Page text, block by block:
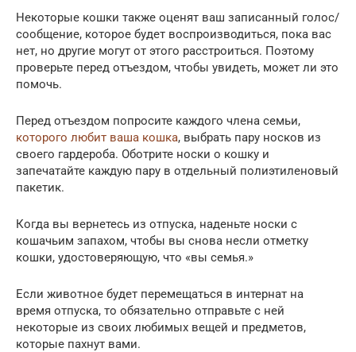
Некоторые кошки также оценят ваш записанный голос/
сообщение, которое будет воспроизводиться, пока вас
нет, но другие могут от этого расстроиться. Поэтому
проверьте перед отъездом, чтобы увидеть, может ли это
помочь.
Перед отъездом попросите каждого члена семьи,
которого любит ваша кошка, выбрать пару носков из
своего гардероба. Оботрите носки о кошку и
запечатайте каждую пару в отдельный полиэтиленовый
пакетик.
Когда вы вернетесь из отпуска, наденьте носки с
кошачьим запахом, чтобы вы снова несли отметку
кошки, удостоверяющую, что «вы семья.»
Если животное будет перемещаться в интернат на
время отпуска, то обязательно отправьте с ней
некоторые из своих любимых вещей и предметов,
которые пахнут вами.